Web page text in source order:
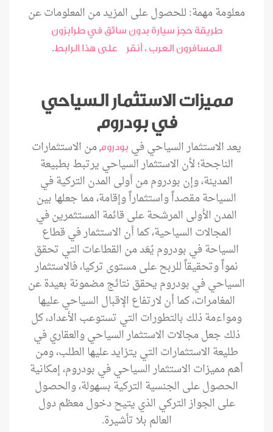
معلومة مهمة: للحصول على المزيد من المعلومات عن
طريقة حجز سيارة بدون سائق في طرابزون
المسافرون العرب ، أنقر على هذا الرابط.
مميزات الاستثمار السياحي
في بودروم
يعد الاستثمار السياحي في بودروم من الاستثمارات
الناجحة؛ لأن الاستثمار السياحي يرتبط بطبيعة
المدينة، وإن بودروم من أولى المدن التركية في
السياحة مقصداً واستثماراً وإقامة، مما جعلها بين
المدن الأولى المرشحة على قائمة المستثمرين في
المجالات السياحية، كما أن الاستثمار في قطاع
السياحة في بودروم يُعَد من القطاعات التي تحقق
نمواً وتحقيقاً للربح على مستوى تركيا، فالاستثمار
السياحي في بودروم يحقق نتائج مضمونة بعيدة عن
المغامرات، كما أن لارتفاع الإقبال السياحي عليها
ومواءمة ذلك بالتطورات التي تستوعب الأعداد، كل
ذلك جعل مجالات الاستثمار السياحي والعقاري في
طليعة الاستثمارات التي يتزايد عليها الطلب، ومن
أهم مميزات الاستثمار السياحي في بودروم، إمكانية
الحصول على الجنسية التركية بسهولة، والحصول
على الجواز التركي الذي يتيح دخول معظم دول
العالم بلا تأشيرة.